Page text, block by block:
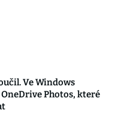
Ve Windows
Photos, které